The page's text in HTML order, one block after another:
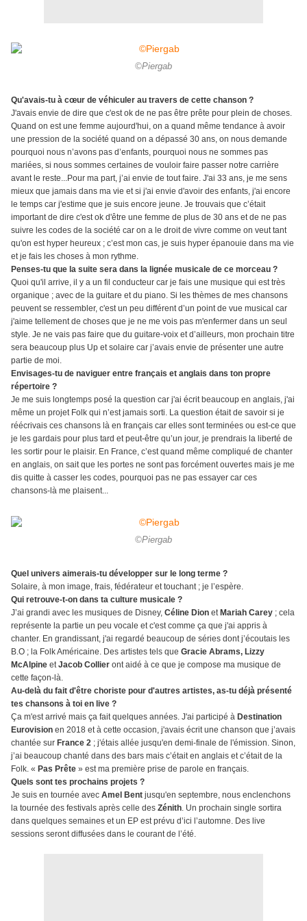
©Piergab
Qu'avais-tu à cœur de véhiculer au travers de cette chanson ?
J'avais envie de dire que c'est ok de ne pas être prête pour plein de choses.
Quand on est une femme aujourd'hui, on a quand même tendance à avoir
une pression de la société quand on a dépassé 30 ans, on nous demande
pourquoi nous n’avons pas d’enfants, pourquoi nous ne sommes pas
mariées, si nous sommes certaines de vouloir faire passer notre carrière
avant le reste...Pour ma part, j’ai envie de tout faire. J'ai 33 ans, je me sens
mieux que jamais dans ma vie et si j'ai envie d'avoir des enfants, j'ai encore
le temps car j'estime que je suis encore jeune. Je trouvais que c’était
important de dire c'est ok d'être une femme de plus de 30 ans et de ne pas
suivre les codes de la société car on a le droit de vivre comme on veut tant
qu'on est hyper heureux ; c’est mon cas, je suis hyper épanouie dans ma vie
et je fais les choses à mon rythme.
Penses-tu que la suite sera dans la lignée musicale de ce morceau ?
Quoi qu'il arrive, il y a un fil conducteur car je fais une musique qui est très
organique ; avec de la guitare et du piano. Si les thèmes de mes chansons
peuvent se ressembler, c'est un peu différent d’un point de vue musical car
j'aime tellement de choses que je ne me vois pas m'enfermer dans un seul
style. Je ne vais pas faire que du guitare-voix et d’ailleurs, mon prochain titre
sera beaucoup plus Up et solaire car j’avais envie de présenter une autre
partie de moi.
Envisages-tu de naviguer entre français et anglais dans ton propre
répertoire ?
Je me suis longtemps posé la question car j'ai écrit beaucoup en anglais, j'ai
même un projet Folk qui n’est jamais sorti. La question était de savoir si je
réécrivais ces chansons là en français car elles sont terminées ou est-ce que
je les gardais pour plus tard et peut-être qu’un jour, je prendrais la liberté de
les sortir pour le plaisir. En France, c’est quand même compliqué de chanter
en anglais, on sait que les portes ne sont pas forcément ouvertes mais je me
dis quitte à casser les codes, pourquoi pas ne pas essayer car ces
chansons-là me plaisent...
©Piergab
Quel univers aimerais-tu développer sur le long terme ?
Solaire, à mon image, frais, fédérateur et touchant ; je l’espère.
Qui retrouve-t-on dans ta culture musicale ?
J’ai grandi avec les musiques de Disney, Céline Dion et Mariah Carey ; cela
représente la partie un peu vocale et c'est comme ça que j'ai appris à
chanter. En grandissant, j'ai regardé beaucoup de séries dont j’écoutais les
B.O ; la Folk Américaine. Des artistes tels que Gracie Abrams, Lizzy
McAlpine etJacob Collier ont aidé à ce que je compose ma musique de
cette façon-là.
Au-delà du fait d'être choriste pour d'autres artistes, as-tu déjà présenté
tes chansons à toi en live ?
Ça m'est arrivé mais ça fait quelques années. J'ai participé à Destination
Eurovision en 2018 et à cette occasion, j'avais écrit une chanson que j’avais
chantée sur France 2 ; j'étais allée jusqu'en demi-finale de l'émission. Sinon,
j’ai beaucoup chanté dans des bars mais c’était en anglais et c’était de la
Folk. « Pas Prête » est ma première prise de parole en français.
Quels sont tes prochains projets ?
Je suis en tournée avec Amel Bent jusqu'en septembre, nous enclenchons
la tournée des festivals après celle des Zénith. Un prochain single sortira
dans quelques semaines et un EP est prévu d’ici l’automne. Des live
sessions seront diffusées dans le courant de l’été.